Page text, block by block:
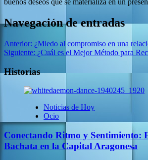
buenos deseos que se materializa en un
Navegación de entradas
Anterior: ¿Miedo al compromiso en una
Siguiente: ¿Cuál es el Mejor Método para
Historias
Noticias de Hoy
Ocio
Conectando Ritmo y Sentimiento:
Bachata en la Capital Aragonesa